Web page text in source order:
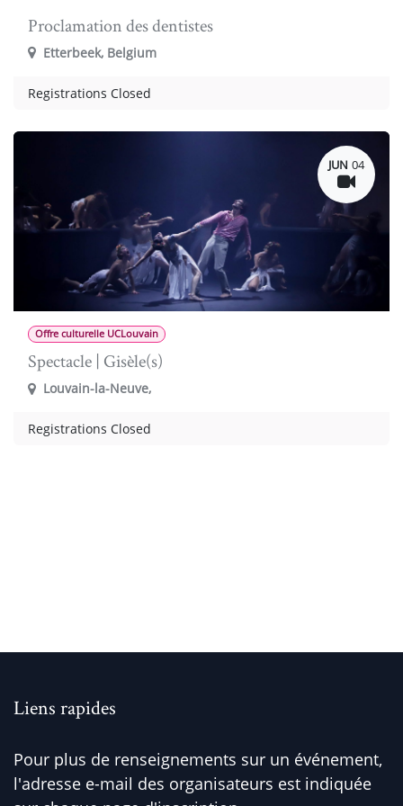
Proclamation des dentistes
Etterbeek, Belgium
Registrations Closed
JUN 04
Offre culturelle UCLouvain
Spectacle | Gisèle(s)
Louvain-la-Neuve,
Registrations Closed
Liens rapides
Pour plus de renseignements sur un événement,
l'adresse e-mail des organisateurs est indiquée